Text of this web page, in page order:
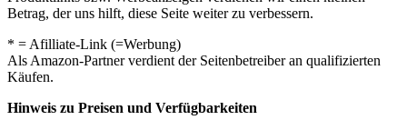
Betrag, der uns hilft, diese Seite weiter zu verbessern.
* = Afilliate-Link (=Werbung)
Als Amazon-Partner verdient der Seitenbetreiber an qualifizierten
Käufen.
Hinweis zu Preisen und Verfügbarkeiten